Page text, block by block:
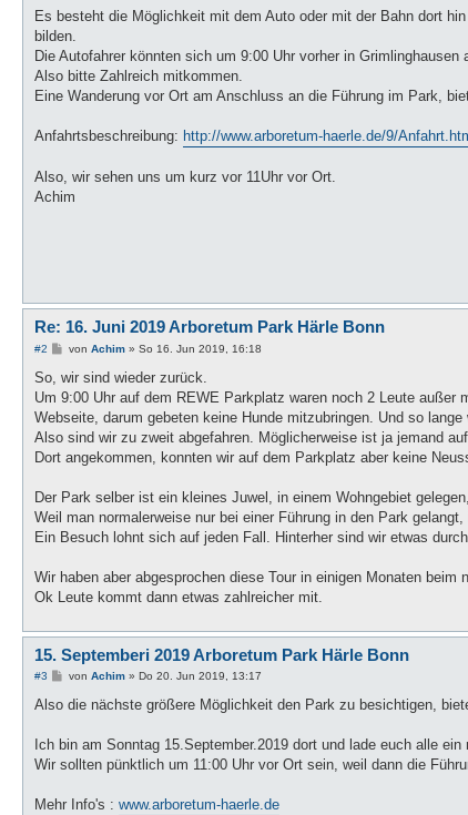
Es besteht die Möglichkeit mit dem Auto oder mit der Bahn dort
bilden.
Die Autofahrer könnten sich um 9:00 Uhr vorher in
Also bitte Zahlreich mitkommen.
Eine Wanderung vor Ort am Anschluss an die Führung im Park,
Anfahrtsbeschreibung: http://www.arboretum-haerle.de/9/
Also, wir sehen uns um kurz vor 11Uhr vor Ort.
Achim
Re: 16. Juni 2019 Arboretum Park Härle Bonn
#2
B
i
r
a
von Achim» So 16. Jun 2019, 16:18
So, wir sind wieder zurück.
Um 9:00 Uhr auf dem REWE Parkplatz waren noch 2 Leute
Webseite, darum gebeten keine Hunde mitzubringen. Und so
Also sind wir zu zweit abgefahren. Möglicherweise ist ja jemand
Dort angekommen, konnten wir auf dem Parkplatz aber keine
Der Park selber ist ein kleines Juwel, in einem Wohngebiet
Weil man normalerweise nur bei einer Führung in den Park
Ein Besuch lohnt sich auf jeden Fall. Hinterher sind wir etwas
Wir haben aber abgesprochen diese Tour in einigen Monaten
Ok Leute kommt dann etwas zahlreicher mit.
15. Septemberi 2019 Arboretum Park Härle Bonn
#3
B
a
von Achim» Do 20. Jun 2019, 13:17
Also die nächste größere Möglichkeit den Park zu besichtigen,
Ich bin am Sonntag 15.September.2019 dort und lade euch alle ein
Wir sollten pünktlich um 11:00 Uhr vor Ort sein, weil dann die
Mehr Info's : www.arboretum-haerle.de